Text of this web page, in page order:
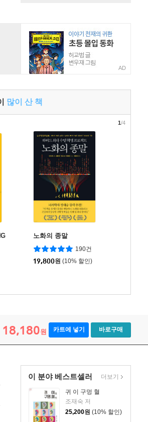
AD
많이 산 책
노화의 종말
190건
19,800원 (10% 할인)
1/4
18,180원 카트에 넣기 바로구매
이 분야 베스트셀러
귀 이 구멍 혈
조재숙 저
25,200원 (10% 할인)
더보기